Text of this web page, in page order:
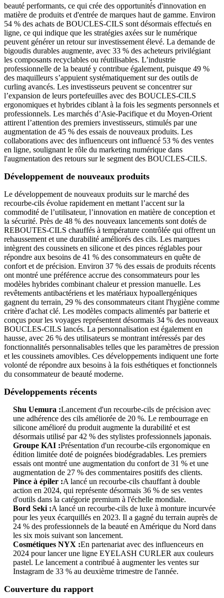
beauté performants, ce qui crée des opportunités d'innovation en
matière de produits et d'entrée de marques haut de gamme. Environ
54 % des achats de BOUCLES-CILS sont désormais effectués en
ligne, ce qui indique que les stratégies axées sur le numérique
peuvent générer un retour sur investissement élevé. La demande de
bigoudis durables augmente, avec 33 % des acheteurs privilégiant
les composants recyclables ou réutilisables. L’industrie
professionnelle de la beauté y contribue également, puisque 49 %
des maquilleurs s’appuient systématiquement sur des outils de
curling avancés. Les investisseurs peuvent se concentrer sur
l’expansion de leurs portefeuilles avec des BOUCLES-CILS
ergonomiques et hybrides ciblant à la fois les segments personnels et
professionnels. Les marchés d’Asie-Pacifique et du Moyen-Orient
attirent l’attention des premiers investisseurs, stimulés par une
augmentation de 45 % des essais de nouveaux produits. Les
collaborations avec des influenceurs ont influencé 53 % des ventes
en ligne, soulignant le rôle du marketing numérique dans
l'augmentation des retours sur le segment des BOUCLES-CILS.
Développement de nouveaux produits
Le développement de nouveaux produits sur le marché des
recourbe-cils évolue rapidement en mettant l’accent sur la
commodité de l’utilisateur, l’innovation en matière de conception et
la sécurité. Près de 48 % des nouveaux lancements sont dotés de
REBOUTES-CILS chauffés à température contrôlée qui offrent un
rehaussement et une durabilité améliorés des cils. Les marques
intègrent des coussinets en silicone et des pinces réglables pour
répondre aux besoins de 41 % des consommateurs en quête de
confort et de précision. Environ 37 % des essais de produits récents
ont montré une préférence accrue des consommateurs pour les
modèles hybrides combinant chaleur et pression manuelle. Les
revêtements antibactériens et les matériaux hypoallergéniques
gagnent du terrain, 29 % des consommateurs citant l'hygiène comme
critère d'achat clé. Les modèles compacts alimentés par batterie et
conçus pour les voyages représentent désormais 34 % des nouveaux
BOUCLES-CILS lancés. La personnalisation est également en
hausse, avec 26 % des utilisateurs se montrant intéressés par des
fonctionnalités personnalisables telles que les paramètres de pression
et les coussinets amovibles. Ces développements indiquent une forte
volonté de répondre aux besoins à la fois esthétiques et fonctionnels
du consommateur de beauté moderne.
Développements récents
Shu Uemura :Lancement d'un recourbe-cils de précision avec
une adhérence des cils améliorée de 20 %. Le rembourrage en
silicone amélioré du produit augmente la durabilité et est
désormais utilisé par 42 % des stylistes professionnels japonais.
Groupe KAI :Présentation d'un recourbe-cils ergonomique en
édition limitée doté de poignées biodégradables. Les premiers
essais ont montré une augmentation du confort de 31 % et une
augmentation de 27 % des commentaires positifs des clients.
Pince à épiler :A lancé un recourbe-cils chauffant à double
action en 2024, qui représente désormais 36 % de ses ventes
d'outils dans la catégorie premium à l'échelle mondiale.
Bord Seki :A lancé un recourbe-cils de luxe à monture incurvée
pour les yeux écarquillés en 2023. Il a gagné du terrain auprès de
24 % des professionnels de la beauté en Amérique du Nord dans
les six mois suivant son lancement.
Cosmétiques NYX :En partenariat avec des influenceurs en
2024 pour lancer une ligne EYELASH CURLER aux couleurs
pastel. Le lancement a contribué à augmenter les ventes sur
Instagram de 33 % au deuxième trimestre de l'année.
Couverture du rapport